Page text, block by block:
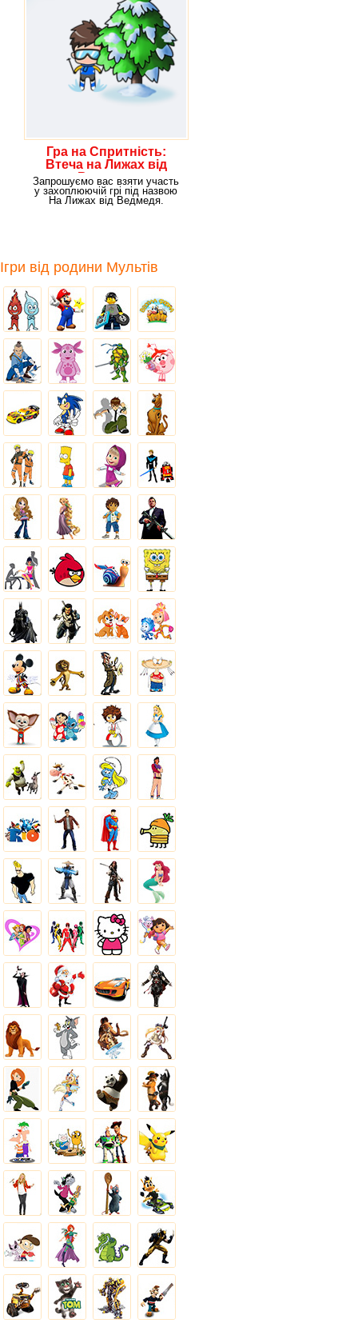
Гра на Спритність:
Втеча на Лижах від
Ведмедя
Запрошуємо вас взяти участь
у захоплюючій грі під назвою
На Лижах від Ведмедя.
Ігри від родини Мультів